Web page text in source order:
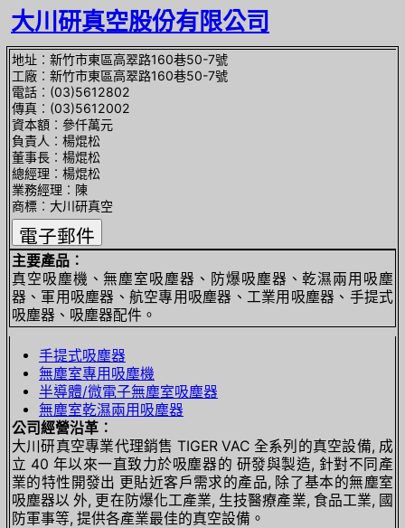
大川研真空股份有限公司
地址︰新竹市東區高翠路160巷50-7號
工廠︰新竹市東區高翠路160巷50-7號
電話︰(03)5612802
傳真︰(03)5612002
資本額︰參仟萬元
負責人︰楊焜松
董事長︰楊焜松
總經理︰楊焜松
業務經理︰陳
商標︰大川研真空
主要產品︰
真空吸塵機、無塵室吸塵器、防爆吸塵器、乾濕兩用吸塵
器、軍用吸塵器、航空專用吸塵器、工業用吸塵器、手提式
吸塵器、吸塵器配件。
手提式吸塵器
無塵室專用吸塵機
半導體/微電子無塵室吸塵器
無塵室乾濕兩用吸塵器
公司經營沿革︰
大川研真空專業代理銷售 TIGER VAC 全系列的真空設備, 成
立 40 年以來一直致力於吸塵器的 研發與製造, 針對不同產
業的特性開發出 更貼近客戶需求的產品, 除了基本的無塵室
吸塵器以 外, 更在防爆化工產業, 生技醫療產業, 食品工業, 國
防軍事等, 提供各產業最佳的真空設備。